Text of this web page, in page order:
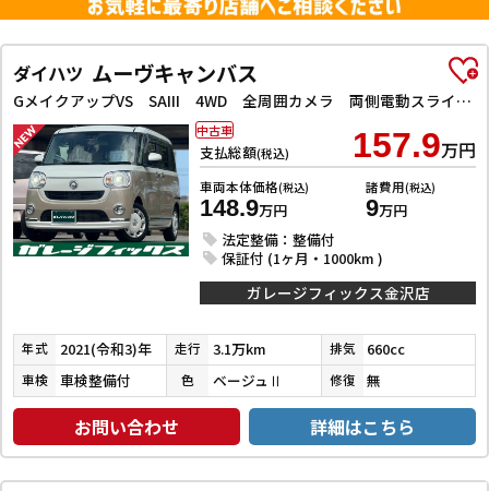
ダイハツ ムーヴキャンバス
GメイクアップVS SAIII 4WD 全周囲カメラ 両側電動スライドドア ナビ TV クリアランスソナー 衝突被害軽減システム オートマチックハイビーム オートライト LEDヘッドランプ スマートキー アイドリングストップ
支払総額(税込) 157.9万円
車両本体価格(税込)
148.9万円
諸費用(税込)
9万円
法定整備：整備付
保証付 (1ヶ月・1000km )
中古車
ガレージフィックス金沢店
年式 2021(令和3)年 走行 3.1万km 排気 660cc
車検 車検整備付 色 ベージュⅡ 修復 無
お問い合わせ 詳細はこちら